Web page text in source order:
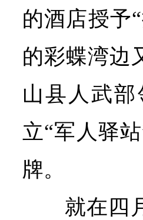
的酒店授予
的彩蝶湾边
山县人武
立“军人驿
牌。
就在四